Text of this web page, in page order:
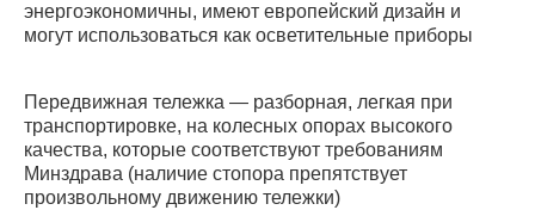
энергоэкономичны, имеют европейский дизайн и
могут использоваться как осветительные приборы
Передвижная тележка — разборная, легкая при
транспортировке, на колесных опорах высокого
качества, которые соответствуют требованиям
Минздрава (наличие стопора препятствует
произвольному движению тележки)